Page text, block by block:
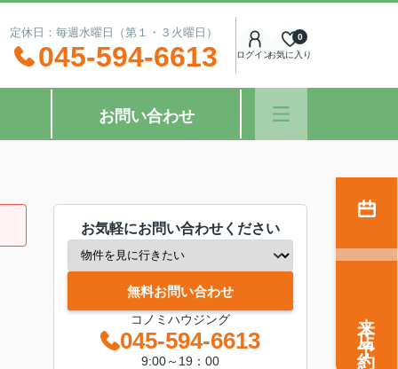
休日：毎週水曜日（第１・３火曜日）
045-594-6613 ログインお気に入り
0
お問い合わせ
お気軽にお問い合わせください
無料お問い合わせ
コノミハウジング
045-594-6613
9:00～19：00
来店予約